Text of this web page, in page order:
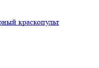
краскопульт